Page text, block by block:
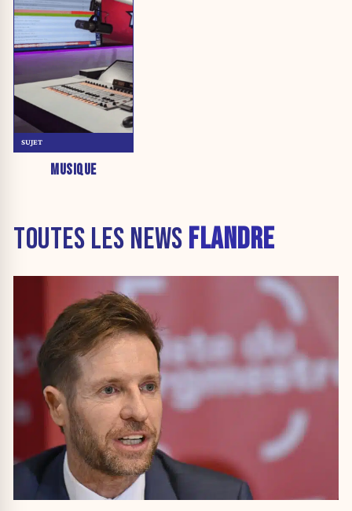
MUSIQUE
SUJET
TOUTES LES NEWS FLANDRE